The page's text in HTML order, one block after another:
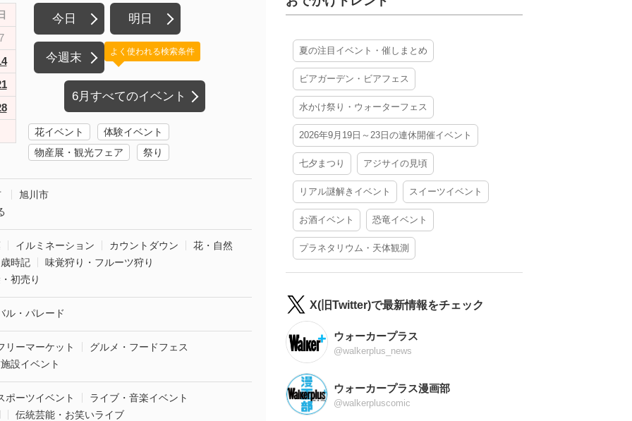
今日 明日
今週末
6月すべてのイベント
よく使われる検索条件
花イベント
体験イベント
物産展・観光フェア
祭り
旭川市
イルミネーション カウントダウン
花・自然
時記
味覚狩り・フルーツ狩り
初売り
ル・パレード
リーマーケット
グルメ・フードフェス
設イベント
ポーツイベント
ライブ・音楽イベント
伝統芸能・お笑いライブ
夏の注目イベント・催しまとめ
ビアガーデン・ビアフェス
水かけ祭り・ウォーターフェス
2026年9月19日～23日の連休開催イベント
七夕まつり アジサイの見頃
リアル謎解きイベント スイーツイベント
お酒イベント 恐竜イベント
プラネタリウム・天体観測
X(旧Twitter)で最新情報をチェック
ウォーカープラス
@walkerplus_news
ウォーカープラス漫画部
@walkerpluscomic